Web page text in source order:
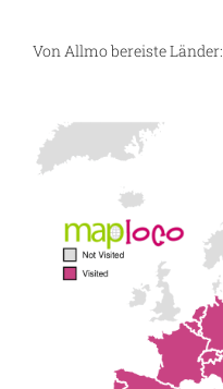
Von Allmo bereiste Länder: